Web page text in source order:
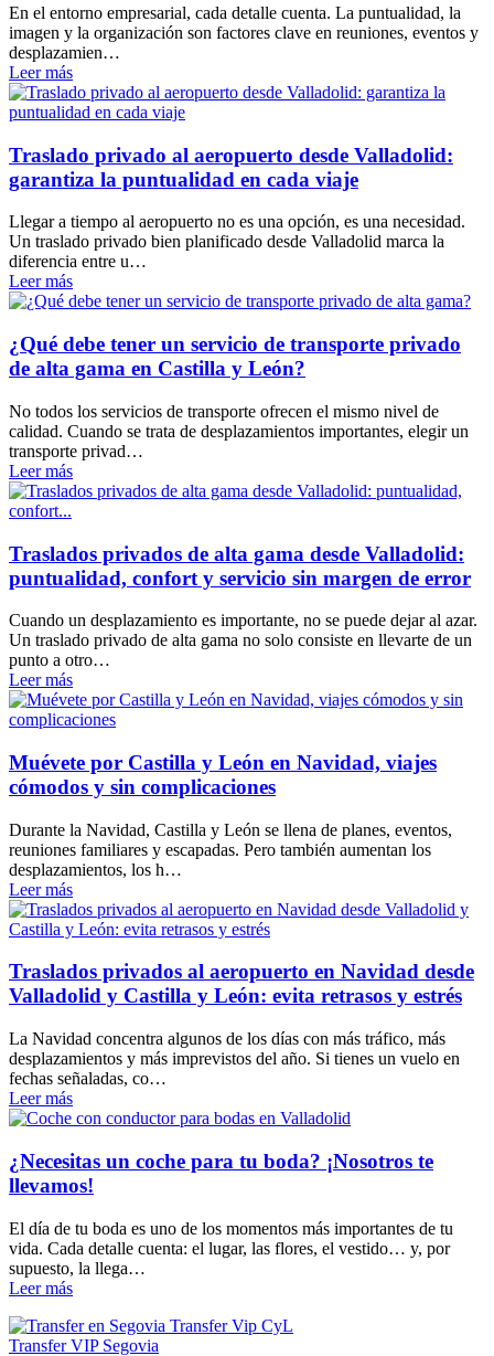
En el entorno empresarial, cada detalle cuenta. La puntualidad, la
imagen y la organización son factores clave en reuniones, eventos y
desplazamien…
Leer más
Traslado privado al aeropuerto desde Valladolid:
garantiza la puntualidad en cada viaje
Llegar a tiempo al aeropuerto no es una opción, es una necesidad.
Un traslado privado bien planificado desde Valladolid marca la
diferencia entre u…
Leer más
¿Qué debe tener un servicio de transporte privado
de alta gama en Castilla y León?
No todos los servicios de transporte ofrecen el mismo nivel de
calidad. Cuando se trata de desplazamientos importantes, elegir un
transporte privad…
Leer más
Traslados privados de alta gama desde Valladolid:
puntualidad, confort y servicio sin margen de error
Cuando un desplazamiento es importante, no se puede dejar al azar.
Un traslado privado de alta gama no solo consiste en llevarte de un
punto a otro…
Leer más
Muévete por Castilla y León en Navidad, viajes
cómodos y sin complicaciones
Durante la Navidad, Castilla y León se llena de planes, eventos,
reuniones familiares y escapadas. Pero también aumentan los
desplazamientos, los h…
Leer más
Traslados privados al aeropuerto en Navidad desde
Valladolid y Castilla y León: evita retrasos y estrés
La Navidad concentra algunos de los días con más tráfico, más
desplazamientos y más imprevistos del año. Si tienes un vuelo en
fechas señaladas, co…
Leer más
¿Necesitas un coche para tu boda? ¡Nosotros te
llevamos!
El día de tu boda es uno de los momentos más importantes de tu
vida. Cada detalle cuenta: el lugar, las flores, el vestido… y, por
supuesto, la llega…
Leer más
Transfer VIP Segovia